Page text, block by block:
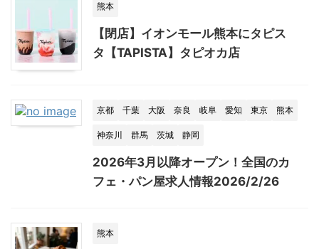
熊本
【閉店】イオンモール熊本にタピス
タ【TAPISTA】タピオカ店
京都 千葉 大阪 奈良 岐阜 愛知 東京 熊本
神奈川 群馬 茨城 静岡
2026年3月以降オープン！全国のカ
フェ・パン屋求人情報2026/2/26
熊本